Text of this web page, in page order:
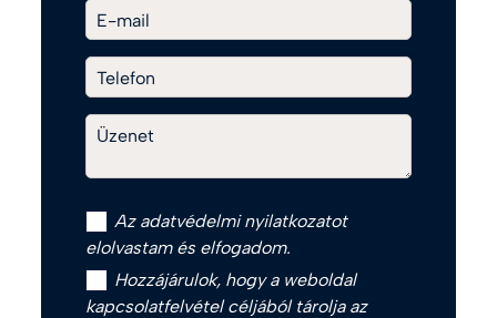
E-mail
Telefon
Üzenet
Az adatvédelmi nyilatkozatot
elolvastam és elfogadom.
Hozzájárulok, hogy a weboldal
kapcsolatfelvétel céljából tárolja az